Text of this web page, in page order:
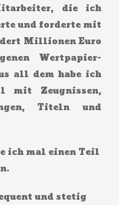
die ich
und forderte mit
Millionen Euro
Wertpapier-
all dem habe ich
mit Zeugnissen,
Titeln und
ich mal einen Teil
und stetig